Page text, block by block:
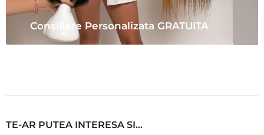
Consiliere Personalizata GRATUITA
TE-AR PUTEA INTERESA SI...